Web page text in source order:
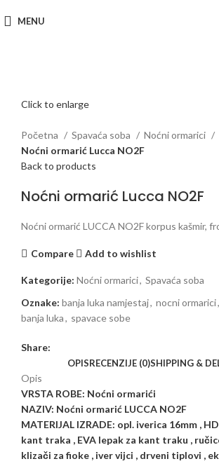
MENU
Click to enlarge
Početna Spavaća soba
Noćni ormarici
Noćni ormarić Lucca NO2F
Back to products
Noćni ormarić Lucca NO2F
Noćni ormarić LUCCA NO2F korpus kašmir,
Compare Add to wishlist
Kategorije: Noćni ormarici, Spavaća soba
Oznake: banja luka namjestaj, nocni ormarici,
banja luka, spavace sobe
Share:
OPISRECENZIJE (0)SHIPPING &
Opis
VRSTA ROBE: Noćni ormarići
NAZIV: Noćni ormarić LUCCA NO2F
MATERIJAL IZRADE: opl. iverica 16mm ,
kant traka , EVA lepak za kant traku ,
klizači za fioke , iver vijci , drveni tiplovi ,